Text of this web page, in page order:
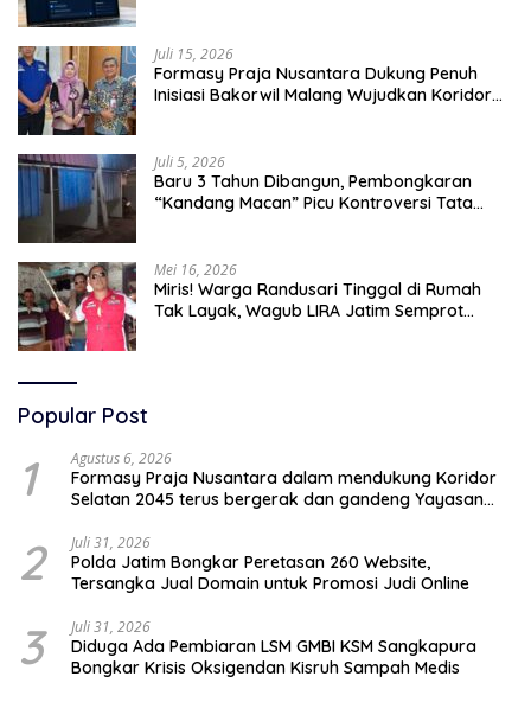
Juli 15, 2026
Formasy Praja Nusantara Dukung Penuh
Inisiasi Bakorwil Malang Wujudkan Koridor
Juli 5, 2026
Baru 3 Tahun Dibangun, Pembongkaran
“Kandang Macan” Picu Kontroversi Tata
Mei 16, 2026
Miris! Warga Randusari Tinggal di Rumah
Tak Layak, Wagub LIRA Jatim Semprot
Popular Post
1 Agustus 6, 2026
Formasy Praja Nusantara dalam mendukung Koridor
Selatan 2045 terus bergerak dan gandeng Yayasan
2 Juli 31, 2026
Polda Jatim Bongkar Peretasan 260 Website,
Tersangka Jual Domain untuk Promosi Judi Online
3 Juli 31, 2026
Diduga Ada Pembiaran LSM GMBI KSM Sangkapura
Bongkar Krisis Oksigendan Kisruh Sampah Medis